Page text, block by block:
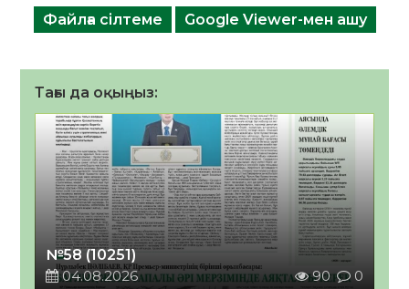
Файлға сілтеме Google Viewer-мен ашу
Тағы да оқыңыз:
№58 (10251)
04.08.2026
90 0